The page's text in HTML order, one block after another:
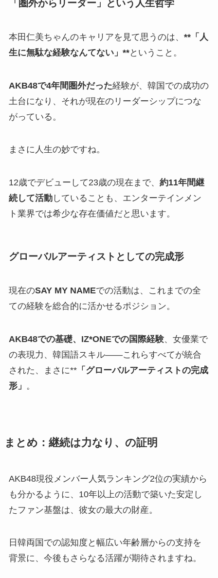
「圏外からリーダー」という人生哲学
本田仁美ちゃんのキャリアを見て思うのは、 **「人
生に無駄な経験なんてない」**ということ。
AKB48で4年間圏外だった経験が、韓国での成功の
土台になり、それが現在のリーダーシップにつな
がっている。
まさに人生の妙ですね。
12歳でデビューして23歳の現在まで、 約11年間継
続して活動していることも、エンターテインメン
ト業界では希少な存在価値だと思います。
グローバルアーティストとしての完成形
現在のSAY MY NAMEでの活動は、これまでの全
ての経験を総合的に活かせるポジション。
AKB48での基礎、IZ*ONEでの国際経験、女優業で
の表現力、韓国語スキル——これらすべてが統合
された、まさに**「グローバルアーティストの完成
形」 。
まとめ：継続は力なり、の証明
AKB48現役メンバー人気ランキング2位の実績から
も分かるように、10年以上の活動で築いた安定し
たファン基盤は、彼女の最大の財産。
日韓両国での認知度と幅広い年齢層からの支持を
背景に、今後もさらなる活躍が期待されますね。